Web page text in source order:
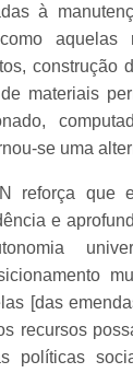
à
aquelas
construção
materiais
se uma
reforça que
e
[das
recursos
políticas